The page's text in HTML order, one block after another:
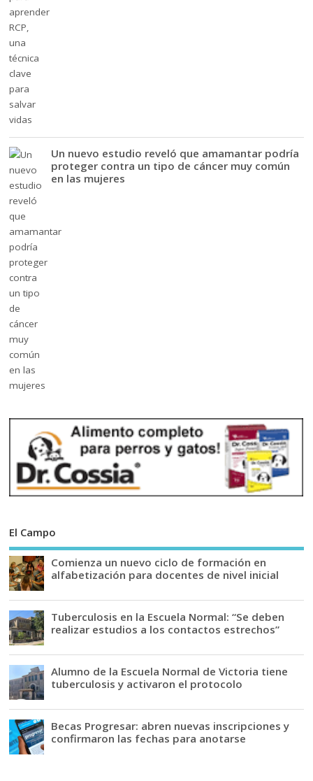
Un nuevo estudio reveló que amamantar podría
proteger contra un tipo de cáncer muy común
en las mujeres
El Campo
Comienza un nuevo ciclo de formación en
alfabetización para docentes de nivel inicial
Tuberculosis en la Escuela Normal: “Se deben
realizar estudios a los contactos estrechos”
Alumno de la Escuela Normal de Victoria tiene
tuberculosis y activaron el protocolo
Becas Progresar: abren nuevas inscripciones y
confirmaron las fechas para anotarse